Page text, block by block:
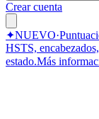
Crear cuenta
✦NUEVO·
HSTS,
estado.Más